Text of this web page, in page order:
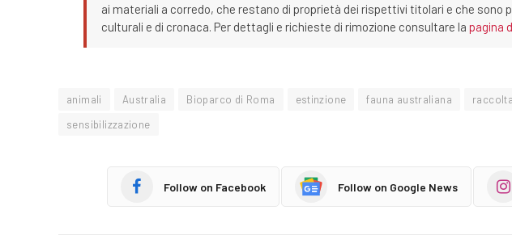
ai materiali a corredo, che restano di proprietà dei rispettivi titolari e che sono
culturali e di cronaca. Per dettagli e richieste di rimozione consultare la pagina
animali Australia Bioparco di Roma estinzione fauna australiana
sensibilizzazione
Follow on Facebook Follow on Google News